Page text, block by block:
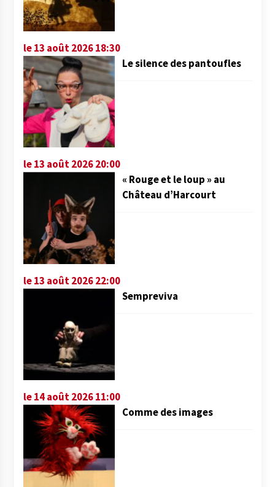
le 13 août 2026 18:30
Le silence des pantoufles
le 13 août 2026 20:00
« Rouge et le loup » au
Château d’Harcourt
le 13 août 2026 22:00
Sempreviva
le 14 août 2026 11:00
Comme des images